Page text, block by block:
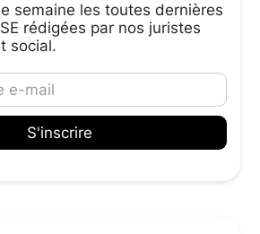
semaine les toutes dernières
rédigées par nos juristes
social.